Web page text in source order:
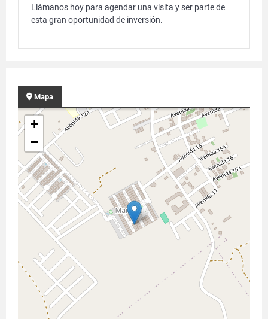
Llámanos hoy para agendar una visita y ser parte de
esta gran oportunidad de inversión.
Mapa
+
−